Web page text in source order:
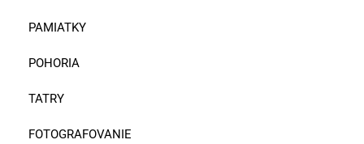
PAMIATKY
POHORIA
TATRY
FOTOGRAFOVANIE